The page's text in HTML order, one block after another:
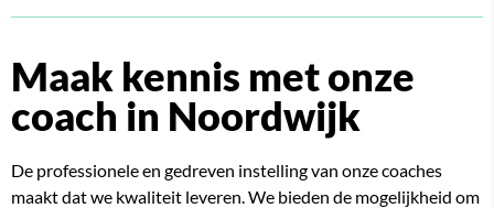
Maak kennis met onze
coach in Noordwijk
De professionele en gedreven instelling van onze coaches
maakt dat we kwaliteit leveren. We bieden de mogelijkheid om